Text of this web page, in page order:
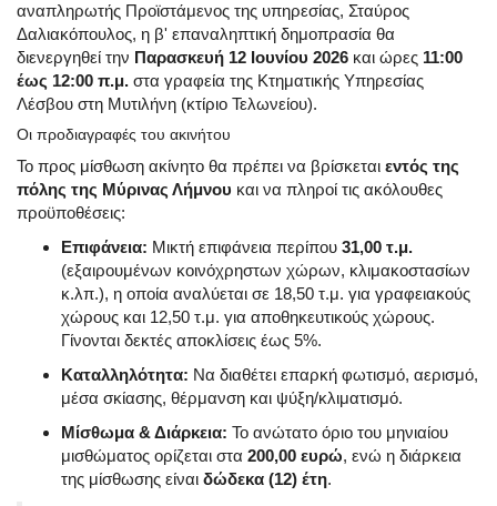
αναπληρωτής Προϊστάμενος της υπηρεσίας, Σταύρος
Δαλιακόπουλος, η β' επαναληπτική δημοπρασία θα
διενεργηθεί την Παρασκευή 12 Ιουνίου 2026 και ώρες 11:00
έως 12:00 π.μ. στα γραφεία της Κτηματικής Υπηρεσίας
Λέσβου στη Μυτιλήνη (κτίριο Τελωνείου).
Οι προδιαγραφές του ακινήτου
Το προς μίσθωση ακίνητο θα πρέπει να βρίσκεται εντός της
πόλης της Μύρινας Λήμνου και να πληροί τις ακόλουθες
προϋποθέσεις:
Επιφάνεια: Μικτή επιφάνεια περίπου 31,00 τ.μ.
(εξαιρουμένων κοινόχρηστων χώρων, κλιμακοστασίων
κ.λπ.), η οποία αναλύεται σε 18,50 τ.μ. για γραφειακούς
χώρους και 12,50 τ.μ. για αποθηκευτικούς χώρους.
Γίνονται δεκτές αποκλίσεις έως 5%.
Καταλληλότητα: Να διαθέτει επαρκή φωτισμό, αερισμό,
μέσα σκίασης, θέρμανση και ψύξη/κλιματισμό.
Μίσθωμα & Διάρκεια: Το ανώτατο όριο του μηνιαίου
μισθώματος ορίζεται στα 200,00 ευρώ, ενώ η διάρκεια
της μίσθωσης είναι δώδεκα (12) έτη.